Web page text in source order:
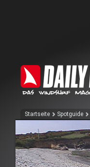
Startseite Spotguide